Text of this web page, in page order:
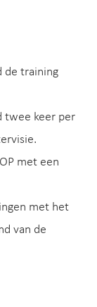
de training
twee keer per
met een
met het
van de